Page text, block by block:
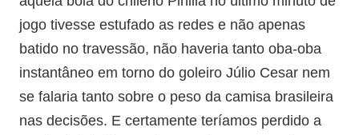
jogo tivesse estufado as redes e não apenas
batido no travessão, não haveria tanto oba-oba
instantâneo em torno do goleiro Júlio Cesar nem
se falaria tanto sobre o peso da camisa brasileira
nas decisões. E certamente teríamos perdido a